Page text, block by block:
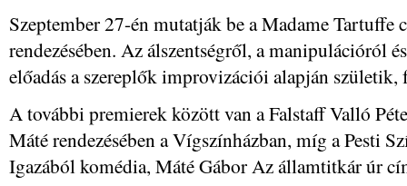
Szeptember 27-én mutatják be a Madame Tartuffe
rendezésében. Az álszentségről, a manipulációról
előadás a szereplők improvizációi alapján
A további premierek között van a Falstaff Valló
Máté rendezésében a Vígszínházban, míg a Pesti
Igazából komédia, Máté Gábor Az államtitkár úr